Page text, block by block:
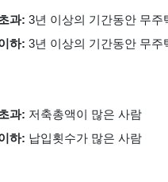
과: 3년 이상의 기간동안 무
하: 3년 이상의 기간동안 무
과: 저축총액이 많은 사람
하: 납입횟수가 많은 사람